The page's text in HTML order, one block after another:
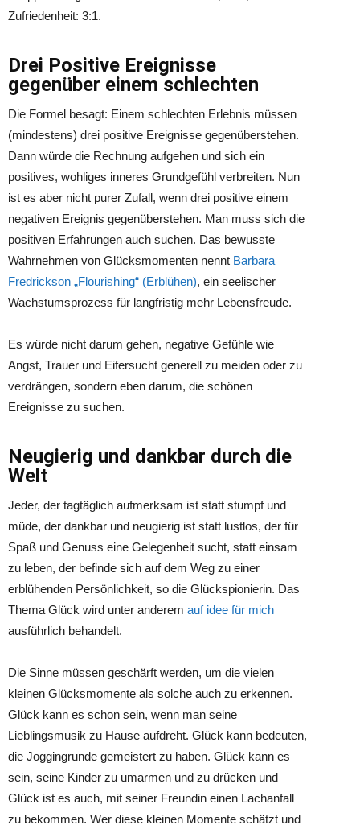
Zufriedenheit: 3:1.
Drei Positive Ereignisse
gegenüber einem schlechten
Die Formel besagt: Einem schlechten Erlebnis müssen
(mindestens) drei positive Ereignisse gegenüberstehen.
Dann würde die Rechnung aufgehen und sich ein
positives, wohliges inneres Grundgefühl verbreiten. Nun
ist es aber nicht purer Zufall, wenn drei positive einem
negativen Ereignis gegenüberstehen. Man muss sich die
positiven Erfahrungen auch suchen. Das bewusste
Wahrnehmen von Glücksmomenten nennt Barbara
Fredrickson „Flourishing“ (Erblühen), ein seelischer
Wachstumsprozess für langfristig mehr Lebensfreude.
Es würde nicht darum gehen, negative Gefühle wie
Angst, Trauer und Eifersucht generell zu meiden oder zu
verdrängen, sondern eben darum, die schönen
Ereignisse zu suchen.
Neugierig und dankbar durch die
Welt
Jeder, der tagtäglich aufmerksam ist statt stumpf und
müde, der dankbar und neugierig ist statt lustlos, der für
Spaß und Genuss eine Gelegenheit sucht, statt einsam
zu leben, der befinde sich auf dem Weg zu einer
erblühenden Persönlichkeit, so die Glückspionierin. Das
Thema Glück wird unter anderem auf idee für mich
ausführlich behandelt.
Die Sinne müssen geschärft werden, um die vielen
kleinen Glücksmomente als solche auch zu erkennen.
Glück kann es schon sein, wenn man seine
Lieblingsmusik zu Hause aufdreht. Glück kann bedeuten,
die Joggingrunde gemeistert zu haben. Glück kann es
sein, seine Kinder zu umarmen und zu drücken und
Glück ist es auch, mit seiner Freundin einen Lachanfall
zu bekommen. Wer diese kleinen Momente schätzt und